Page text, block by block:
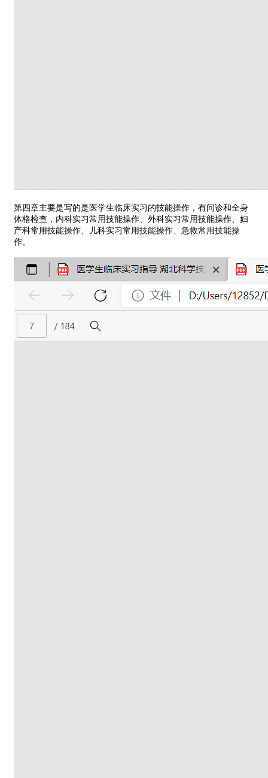
第四章主要是写的是医学生临床实习的技能操作，有问诊和全身
体格检查，内科实习常用技能操作、外科实习常用技能操作、妇
产科常用技能操作、儿科实习常用技能操作、急救常用技能操
作。